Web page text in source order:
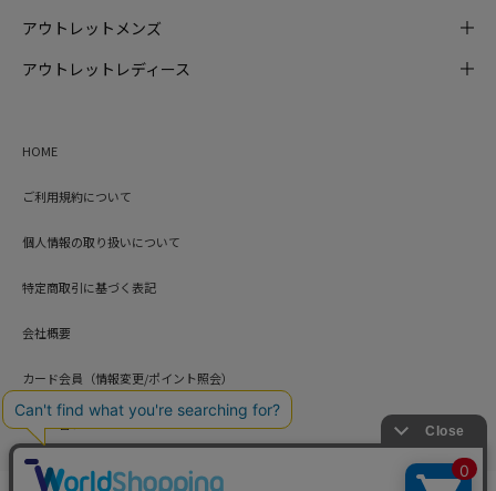
アウトレットメンズ
アウトレットレディース
HOME
ご利用規約について
個人情報の取り扱いについて
特定商取引に基づく表記
会社概要
カード会員（情報変更/ポイント照会）